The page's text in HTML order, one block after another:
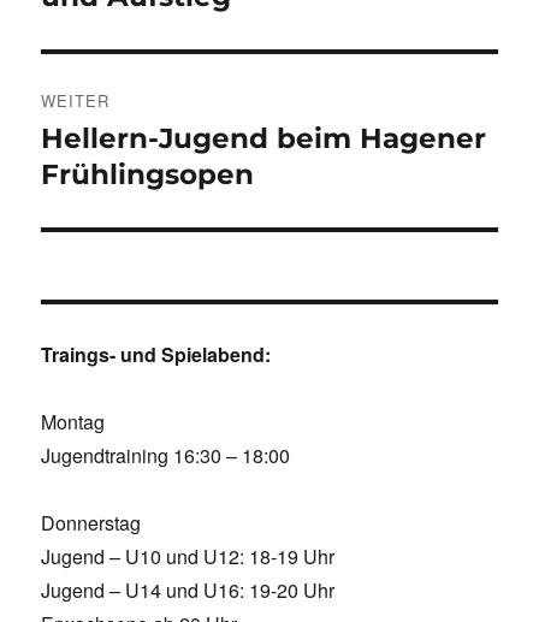
WEITER
Nächster
Beitrag:
Hellern-Jugend beim Hagener
Frühlingsopen
Traings- und Spielabend:
Montag
Jugendtraining 16:30 – 18:00
Donnerstag
Jugend – U10 und U12: 18-19 Uhr
Jugend – U14 und U16: 19-20 Uhr